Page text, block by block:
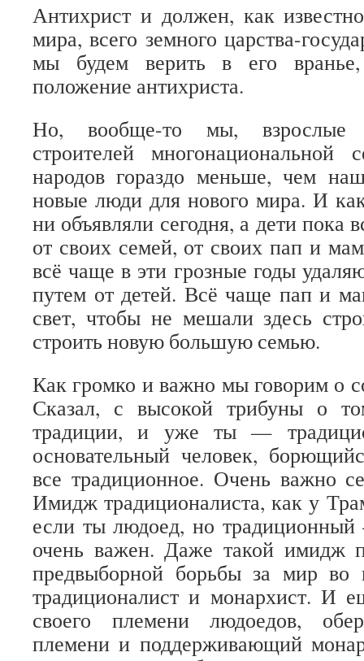
Антихрист и должен, как
мира, всего земного царства-
мы будем верить в его
положение антихриста.
Но, вообще-то мы, взрослые
строителей многонациональной
народов гораздо меньше, чем
новые люди для нового мира. И
ни объявляли сегодня, а дети пока
от своих семей, от своих пап и
всё чаще в эти грозные годы
путем от детей. Всё чаще пап и
свет, чтобы не мешали здесь
строить новую большую семью.
Как громко и важно мы говорим о
Сказал, с высокой трибуны о
традиции, и уже ты —
основательный человек,
все традиционное. Очень важно
Имидж традиционалиста, как у
если ты людоед, но
очень важен. Даже такой имидж
предвыборной борьбы за мир
традиционалист и монархист. И
своего племени людоедов,
племени и поддерживающий